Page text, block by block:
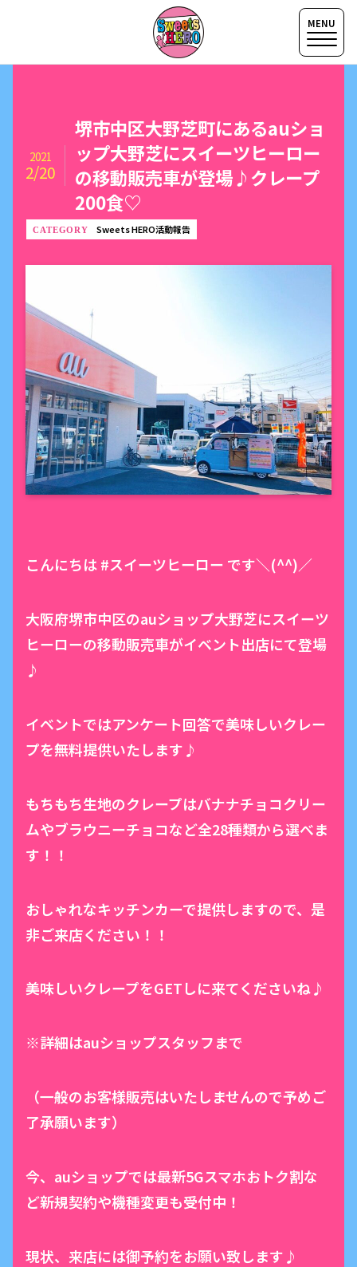
堺市中区大野芝町にあるauショ
ップ大野芝にスイーツヒーロー
の移動販売車が登場♪クレープ
200食♡
2021
2/20
Sweets HERO活動報告
こんにちは #スイーツヒーロー です＼(^^)／
大阪府堺市中区のauショップ大野芝にスイーツ
ヒーローの移動販売車がイベント出店にて登場
♪
イベントではアンケート回答で美味しいクレー
プを無料提供いたします♪
もちもち生地のクレープはバナナチョコクリー
ムやブラウニーチョコなど全28種類から選べま
す！！
おしゃれなキッチンカーで提供しますので、是
非ご来店ください！！
美味しいクレープをGETしに来てくださいね♪
※詳細はauショップスタッフまで
（一般のお客様販売はいたしませんので予めご
了承願います）
今、auショップでは最新5Gスマホおトク割な
ど新規契約や機種変更も受付中！
現状、来店には御予約をお願い致します♪